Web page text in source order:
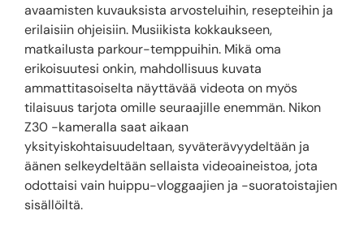
avaamisten kuvauksista arvosteluihin, resepteihin ja
erilaisiin ohjeisiin. Musiikista kokkaukseen,
matkailusta parkour-temppuihin. Mikä oma
erikoisuutesi onkin, mahdollisuus kuvata
ammattitasoiselta näyttävää videota on myös
tilaisuus tarjota omille seuraajille enemmän. Nikon
Z30 -kameralla saat aikaan
yksityiskohtaisuudeltaan, syväterävyydeltään ja
äänen selkeydeltään sellaista videoaineistoa, jota
odottaisi vain huippu-vloggaajien ja -suoratoistajien
sisällöiltä.